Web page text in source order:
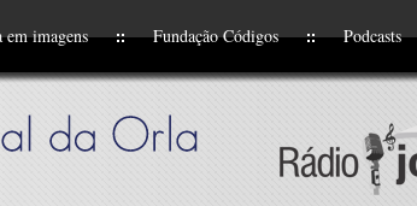
em imagens Fundação Códigos Podcasts